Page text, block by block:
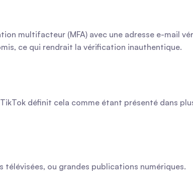
multifacteur (MFA) avec une adresse e-mail
ce qui rendrait la vérification inauthentique.
définit cela comme étant présenté dans
télévisées, ou grandes publications numériques.